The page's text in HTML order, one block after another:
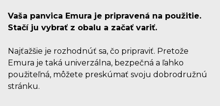
Vaša panvica Emura je pripravená na použitie.
Stačí ju vybrať z obalu a začať variť.
Najťažšie je rozhodnúť sa, čo pripraviť. Pretože
Emura je taká univerzálna, bezpečná a ľahko
použiteľná, môžete preskúmať svoju dobrodružnú
stránku.